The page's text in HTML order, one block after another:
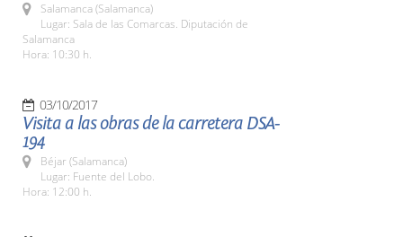
Salamanca (Salamanca)
Lugar: Sala de las Comarcas. Diputación de
Salamanca
Hora: 10:30 h.
03/10/2017
Visita a las obras de la carretera DSA-
194
Béjar (Salamanca)
Lugar: Fuente del Lobo.
Hora: 12:00 h.